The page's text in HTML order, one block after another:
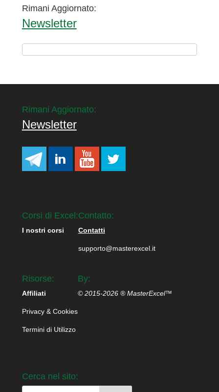
Rimani Aggiornato:
Newsletter
Rimani Aggiornato:
Newsletter
Corsi di Excel:
I nostri corsi
Contatto:
Contatti
supporto@masterexcel.it
Risorse:
Affiliati
Privacy & Cookies
Termini di Utilizzo
By:
© 2015-2026 ® MasterExcel™
Cerca nel sito: